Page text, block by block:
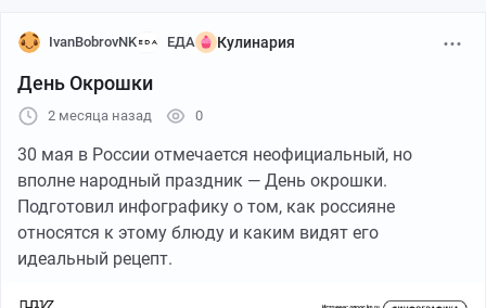
IvanBobrovNK ЕДА Кулинария
День Окрошки
2 месяца назад 0
30 мая в России отмечается неофициальный, но
вполне народный праздник — День окрошки.
Подготовил инфографику о том, как россияне
относятся к этому блюду и каким видят его
идеальный рецепт.